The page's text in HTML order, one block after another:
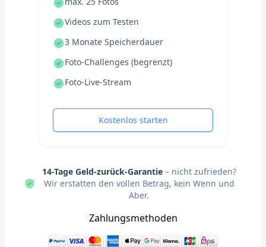
Videos zum Testen
3 Monate Speicherdauer
Foto-Challenges (begrenzt)
Foto-Live-Stream
Kostenlos starten
14-Tage Geld-zurück-Garantie– nicht zufrieden?
Wir erstatten den vollen Betrag, kein Wenn und
Aber.
Zahlungsmethoden